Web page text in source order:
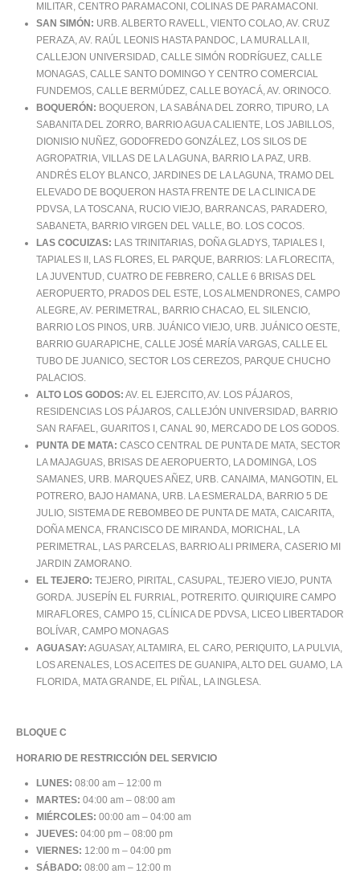
MILITAR, CENTRO PARAMACONI, COLINAS DE PARAMACONI.
SAN SIMÓN: URB. ALBERTO RAVELL, VIENTO COLAO, AV. CRUZ
PERAZA, AV. RAÚL LEONIS HASTA PANDOC, LA MURALLA II,
CALLEJON UNIVERSIDAD, CALLE SIMÓN RODRÍGUEZ, CALLE
MONAGAS, CALLE SANTO DOMINGO Y CENTRO COMERCIAL
FUNDEMOS, CALLE BERMÚDEZ, CALLE BOYACÁ, AV. ORINOCO.
BOQUERÓN: BOQUERON, LA SABÁNA DEL ZORRO, TIPURO, LA
SABANITA DEL ZORRO, BARRIO AGUA CALIENTE, LOS JABILLOS,
DIONISIO NUÑEZ, GODOFREDO GONZÁLEZ, LOS SILOS DE
AGROPATRIA, VILLAS DE LA LAGUNA, BARRIO LA PAZ, URB.
ANDRÉS ELOY BLANCO, JARDINES DE LA LAGUNA, TRAMO DEL
ELEVADO DE BOQUERON HASTA FRENTE DE LA CLINICA DE
PDVSA, LA TOSCANA, RUCIO VIEJO, BARRANCAS, PARADERO,
SABANETA, BARRIO VIRGEN DEL VALLE, BO. LOS COCOS.
LAS COCUIZAS: LAS TRINITARIAS, DOÑA GLADYS, TAPIALES I,
TAPIALES II, LAS FLORES, EL PARQUE, BARRIOS: LA FLORECITA,
LA JUVENTUD, CUATRO DE FEBRERO, CALLE 6 BRISAS DEL
AEROPUERTO, PRADOS DEL ESTE, LOS ALMENDRONES, CAMPO
ALEGRE, AV. PERIMETRAL, BARRIO CHACAO, EL SILENCIO,
BARRIO LOS PINOS, URB. JUÁNICO VIEJO, URB. JUÁNICO OESTE,
BARRIO GUARAPICHE, CALLE JOSÉ MARÍA VARGAS, CALLE EL
TUBO DE JUANICO, SECTOR LOS CEREZOS, PARQUE CHUCHO
PALACIOS.
ALTO LOS GODOS: AV. EL EJERCITO, AV. LOS PÁJAROS,
RESIDENCIAS LOS PÁJAROS, CALLEJÓN UNIVERSIDAD, BARRIO
SAN RAFAEL, GUARITOS I, CANAL 90, MERCADO DE LOS GODOS.
PUNTA DE MATA: CASCO CENTRAL DE PUNTA DE MATA, SECTOR
LA MAJAGUAS, BRISAS DE AEROPUERTO, LA DOMINGA, LOS
SAMANES, URB. MARQUES AÑEZ, URB. CANAIMA, MANGOTIN, EL
POTRERO, BAJO HAMANA, URB. LA ESMERALDA, BARRIO 5 DE
JULIO, SISTEMA DE REBOMBEO DE PUNTA DE MATA, CAICARITA,
DOÑA MENCA, FRANCISCO DE MIRANDA, MORICHAL, LA
PERIMETRAL, LAS PARCELAS, BARRIO ALI PRIMERA, CASERIO MI
JARDIN ZAMORANO.
EL TEJERO: TEJERO, PIRITAL, CASUPAL, TEJERO VIEJO, PUNTA
GORDA. JUSEPÍN EL FURRIAL, POTRERITO. QUIRIQUIRE CAMPO
MIRAFLORES, CAMPO 15, CLÍNICA DE PDVSA, LICEO LIBERTADOR
BOLÍVAR, CAMPO MONAGAS
AGUASAY: AGUASAY, ALTAMIRA, EL CARO, PERIQUITO, LA PULVIA,
LOS ARENALES, LOS ACEITES DE GUANIPA, ALTO DEL GUAMO, LA
FLORIDA, MATA GRANDE, EL PIÑAL, LA INGLESA.
BLOQUE C
HORARIO DE RESTRICCIÓN DEL SERVICIO
LUNES: 08:00 am – 12:00 m
MARTES: 04:00 am – 08:00 am
MIÉRCOLES: 00:00 am – 04:00 am
JUEVES: 04:00 pm – 08:00 pm
VIERNES: 12:00 m – 04:00 pm
SÁBADO: 08:00 am – 12:00 m